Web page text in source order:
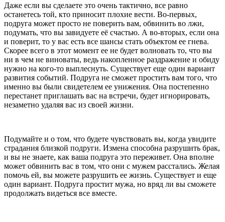
Даже если вы сделаете это очень тактично, все равно
останетесь той, кто приносит плохие вести. Во-первых,
подруга может просто не поверить вам, обвинить во лжи,
подумать, что вы завидуете её счастью. А во-вторых, если она
и поверит, то у вас есть все шансы стать объектом ее гнева.
Скорее всего в этот момент ее не будет волновать то, что вы
ни в чем не виноваты, ведь накопленное раздражение и обиду
нужно на кого-то выплеснуть. Существует еще один вариант
развития событий. Подруга не сможет простить вам того, что
именно вы были свидетелем ее унижения. Она постепенно
перестанет приглашать вас на встречи, будет игнорировать,
незаметно удаляя вас из своей жизни.
Подумайте и о том, что будете чувствовать вы, когда увидите
страдания близкой подруги. Измена способна разрушить брак,
и вы не знаете, как ваша подруга это переживет. Она вполне
может обвинить вас в том, что они с мужем расстались. Желая
помочь ей, вы можете разрушить ее жизнь. Существует и еще
один вариант. Подруга простит мужа, но вряд ли вы сможете
продолжать видеться все вместе.